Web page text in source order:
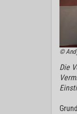
©
Die